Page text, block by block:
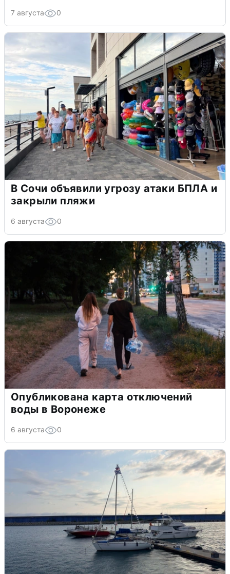
7 августа 0
В Сочи объявили угрозу атаки БПЛА и
закрыли пляжи
6 августа 0
Опубликована карта отключений
воды в Воронеже
6 августа 0